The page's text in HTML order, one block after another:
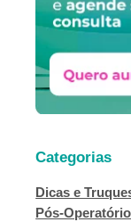
Categorias
Dicas e
Pós-Operatório